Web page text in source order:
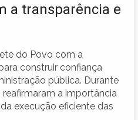
a transparência e
do Povo com a
construir confiança
pública. Durante
a importância
execução eficiente das